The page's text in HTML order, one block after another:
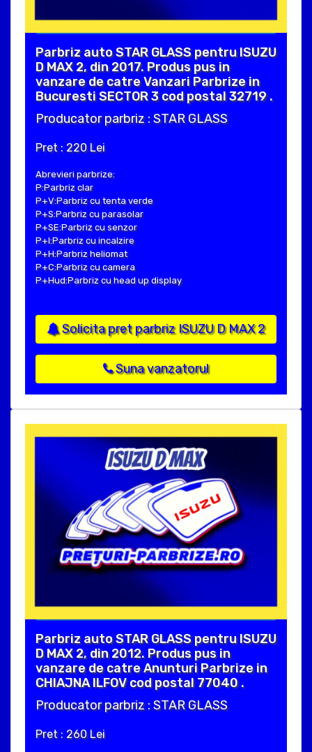
Parbriz auto STAR GLASS pentru ISUZU
D MAX 2, din 2017. Produs pus in
vanzare de catre Vanzari Parbrize in
Bucuresti SECTOR 3 cod postal 32719 .
Producator parbriz : STAR GLASS
Pret : 220 Lei
Abrevieri parbrize:
P:Parbriz clar
P+V:Parbriz cu tenta verde
P+S:Parbriz cu parasolar
P+SE:Parbriz cu senzor
P+I:Parbriz cu incalzire
P+H:Parbriz heliomat
P+C:Parbriz cu camera
P+Hud:Parbriz cu head up display
Solicita pret parbriz ISUZU D MAX 2
Suna vanzatorul
Parbriz auto STAR GLASS pentru ISUZU
D MAX 2, din 2012. Produs pus in
vanzare de catre Anunturi Parbrize in
CHIAJNA ILFOV cod postal 77040 .
Producator parbriz : STAR GLASS
Pret : 260 Lei